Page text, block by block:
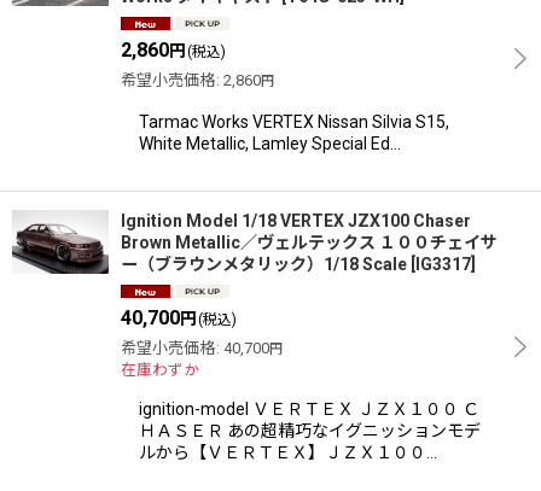
2,860円 (税込)
希望小売価格: 2,860円
Tarmac Works VERTEX Nissan Silvia S15,
White Metallic, Lamley Special Ed…
Ignition Model 1/18 VERTEX JZX100 Chaser
Brown Metallic／ヴェルテックス １００チェイサ
ー（ブラウンメタリック）1/18 Scale
IG3317
40,700円 (税込)
希望小売価格: 40,700円
在庫わずか
ignition-model ＶＥＲＴＥＸ ＪＺＸ１００ Ｃ
ＨＡＳＥＲ あの超精巧なイグニッションモデ
ルから【ＶＥＲＴＥＸ】ＪＺＸ１００…